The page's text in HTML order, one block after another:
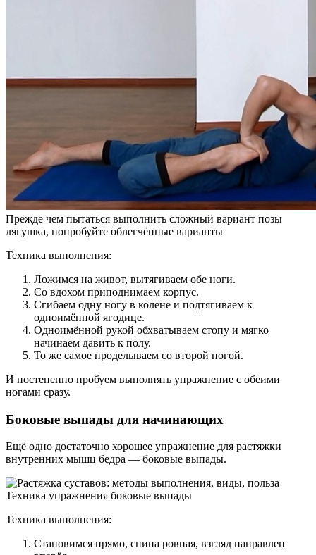
Прежде чем пытаться выполнить сложный вариант позы
лягушка, попробуйте облегчённые варианты
Техника выполнения:
Ложимся на живот, вытягиваем обе ноги.
Со вдохом приподнимаем корпус.
Сгибаем одну ногу в колене и подтягиваем к
одноимённой ягодице.
Одноимённой рукой обхватываем стопу и мягко
начинаем давить к полу.
То же самое проделываем со второй ногой.
И постепенно пробуем выполнять упражнение с обеими
ногами сразу.
Боковые выпады для начинающих
Ещё одно достаточно хорошее упражнение для растяжки
внутренних мышц бедра — боковые выпады.
Техника упражнения боковые выпады
Техника выполнения:
Становимся прямо, спина ровная, взгляд направлен